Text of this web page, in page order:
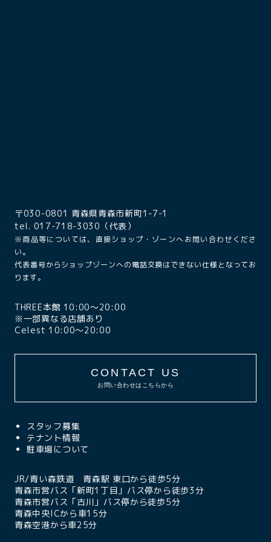
〒030-0801 青森県青森市新町1-7-1
tel. 017-718-3030（代表）
※商品等については、直接ショップ・ゾーンへお問い合わせくださ
い。
代表番号からショップゾーンへの電話交換はできない仕様となってお
ります。
THREE本館 10:00〜20:00
※一部異なる店舗あり
Celest 10:00〜20:00
CONTACT US
お問い合わせはこちらから
スタッフ募集
テナント情報
駐車場について
JR/青い森鉄道 青森駅 東口から徒歩5分
青森市営バス「新町1丁目」バス停から徒歩3分
青森市営バス「古川」バス停から徒歩5分
青森中央ICから車15分
青森空港から車25分